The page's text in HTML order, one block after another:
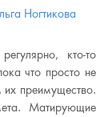
Ногтикова
кто-то
что просто не
их преимущество.
Матирующие